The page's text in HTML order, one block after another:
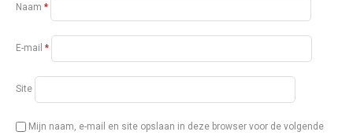
Naam *
E-mail *
Site
Mijn naam, e-mail en site opslaan in deze browser voor de volgende